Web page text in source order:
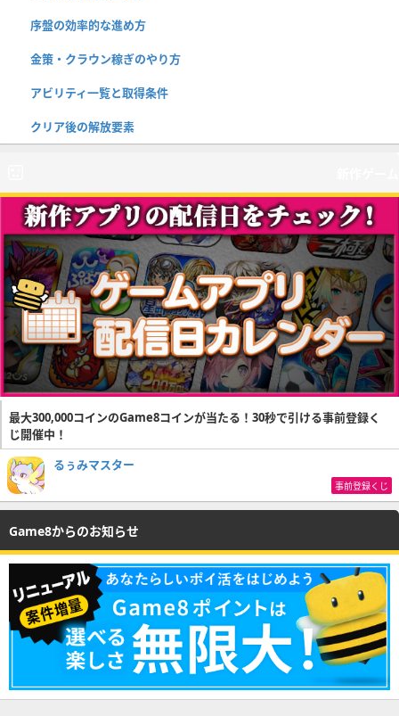
序盤の効率的な進め方
金策・クラウン稼ぎのやり方
アビリティ一覧と取得条件
クリア後の解放要素
最大300,000コインのGame8コインが当たる！30秒で引ける事前登録く
じ開催中！
るぅみマスター
事前登録くじ
Game8からのお知らせ